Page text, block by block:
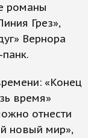
романы
Грез»,
Вернора
«Конец
время»
отнести
новый мир»,